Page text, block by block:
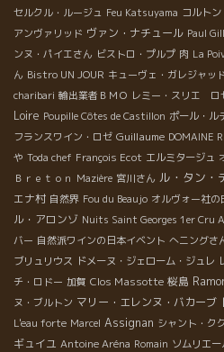
セルクル・ルージュ Feu Katsuyama コルト
アンヴァリッド ヴァン・ナチュール Paul
ンヌ・パイエさん ビストロ・プルプ 肉 La
ん Bistro UN JOUR キューヴェ・ガレジャッ
charibari 輸出業者ＢＭＯ レミー・スリエ ロ
Loire Poupille Côtes de Castillon ポール・ル
フランスワイン・ロゼ Guillaume DOMAINE
や Toda chef François Ecot エルミタージュ
Ｂｒｅｔｏｎ Mazière 宮川さん ル・タン・
エナ村 自然界 Fou du Beaujo オルヴォー社の
ル・アロンゾ Nuits Saint Georges 1er Cru
バー 自然派ワインの日本イベント へニングさ
ブリュリウス ドメーヌ・ジェローム・ジュレ
チ・ロドー 加賀 Clos Massotte 桜島
ヌ・ブルトン マリー・エレンヌ・バカーブ
L'eau forte Marcel Assignan シャント・クク
ギュイユ Antoine Aréna Romain ソムリエ